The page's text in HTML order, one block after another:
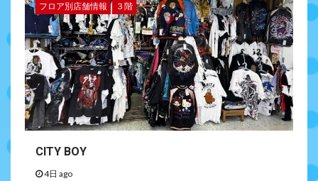
フロア別店舗情報
３階
CITY BOY
4日 ago